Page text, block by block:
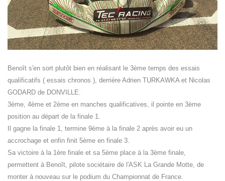
Benoît s'en sort plutôt bien en réalisant le 3ème temps des essais
qualificatifs ( essais chronos ), derrière Adrien TURKAWKA et Nicolas
GODARD de DONVILLE.
3ème, 4ème et 2ème en manches qualificatives, il pointe en 3ème
position au départ de la finale 1.
Il gagne la finale 1, termine 9ème à la finale 2 après avoir eu un
accrochage et enfin finit 5ème en finale 3.
Sa victoire à la 1ère finale et sa 5ème place à la 3ème finale,
permettent à Benoît, pilote sociétaire de l'ASK La Grande Motte, de
monter à nouveau sur le podium du Championnat de France.